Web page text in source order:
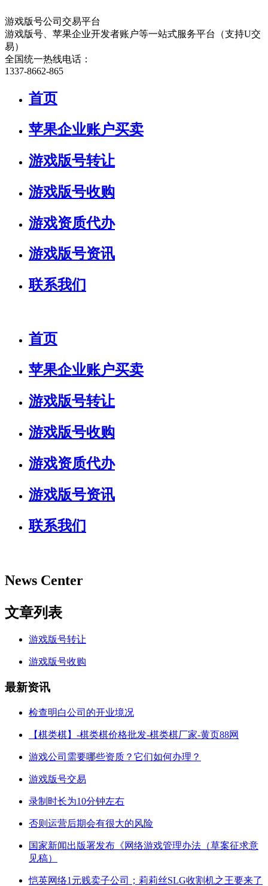
游戏版号公司交易平台
游戏版号、苹果企业开发者账户等一站式服务平台（支持U交
易）
全国统一热线电话：
1337-8662-865
首页
苹果企业账户买卖
游戏版号转让
游戏版号收购
游戏资质代办
游戏版号资讯
联系我们
首页
苹果企业账户买卖
游戏版号转让
游戏版号收购
游戏资质代办
游戏版号资讯
联系我们
News Center
文章列表
游戏版号转让
游戏版号收购
最新资讯
检查明白公司的开业境况
【棋类棋】-棋类棋价格批发-棋类棋厂家-黄页88网
游戏公司需要哪些资质？它们如何办理？
游戏版号交易
录制时长为10分钟左右
否则运营后期会有很大的风险
国家新闻出版署发布《网络游戏管理办法（草案征求意
见稿）
恺英网络1元贱卖子公司；莉莉丝SLG收割机之王要来了